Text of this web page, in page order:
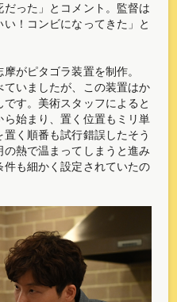
った」とコメント。監督は
い！コンビになってきた」と
がピタゴラ装置を制作。
いましたが、この装置はか
す。美術スタッフによると
始まり、置く位置もミリ単
く順番も試行錯誤したそう
熱で温まってしまうと進み
も細かく設定されていたの